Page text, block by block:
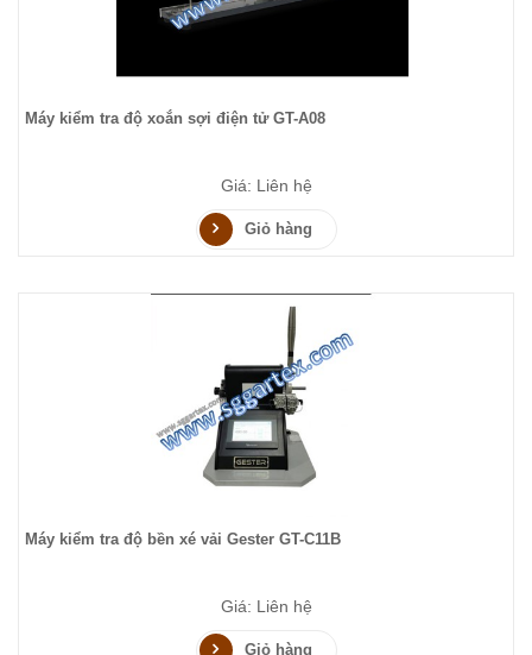
Máy kiểm tra độ xoắn sợi điện tử GT-A08
Giá: Liên hệ
Giỏ hàng
Máy kiểm tra độ bền xé vải Gester GT-C11B
Giá: Liên hệ
Giỏ hàng